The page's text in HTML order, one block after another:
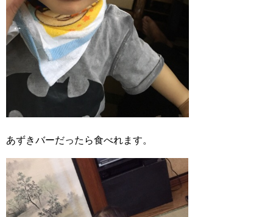
あずきバーだったら食べれます。